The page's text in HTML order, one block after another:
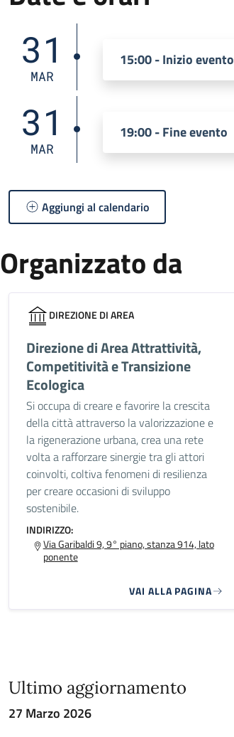
31
MAR
15:00 - Inizio evento
31
MAR
19:00 - Fine evento
Aggiungi al calendario
Organizzato da
DIREZIONE DI AREA
Direzione di Area Attrattività,
Competitività e Transizione
Ecologica
Si occupa di creare e favorire la crescita
della città attraverso la valorizzazione e
la rigenerazione urbana, crea una rete
volta a rafforzare sinergie tra gli attori
coinvolti, coltiva fenomeni di resilienza
per creare occasioni di sviluppo
sostenibile.
INDIRIZZO:
Via Garibaldi 9, 9° piano, stanza 914, lato
ponente
VAI ALLA PAGINA
Ultimo aggiornamento
27 Marzo 2026